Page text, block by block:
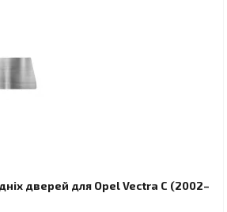
дверей для Opel Vectra C (2002–